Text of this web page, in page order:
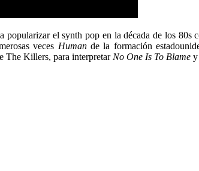
popularizar el synth pop en la década de los 80s
veces Humande la formación
The Killers, para interpretar No One Is To Blame y